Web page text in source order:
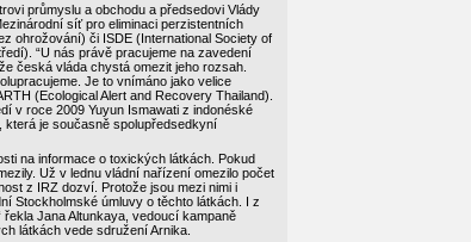
průmyslu a obchodu a předsedovi Vlády
síť pro eliminaci perzistentních
ohrožování) či ISDE (International Society of
“U nás právě pracujeme na zavedení
česká vláda chystá omezit jeho rozsah.
Je to vnímáno jako velice
(Ecological Alert and Recovery Thailand).
v roce 2009 Yuyun Ismawati z indonéské
je současně spolupředsedkyní
na informace o toxických látkách. Pokud
Už v lednu vládní nařízení omezilo počet
z IRZ dozví. Protože jsou mezi nimi i
Stockholmské úmluvy o těchto látkách. I z
Jana Altunkaya, vedoucí kampaně
látkách vede sdružení Arnika.